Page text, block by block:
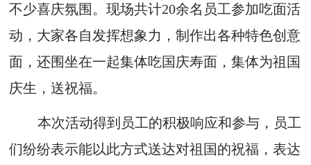
不少喜庆氛围。现场共计20余名员工参加吃面活
动，大家各自发挥想象力，制作出各种特色创意
面，还围坐在一起集体吃国庆寿面，集体为祖国
庆生，送祝福。
本次活动得到员工的积极响应和参与，员工
们纷纷表示能以此方式送达对祖国的祝福，表达